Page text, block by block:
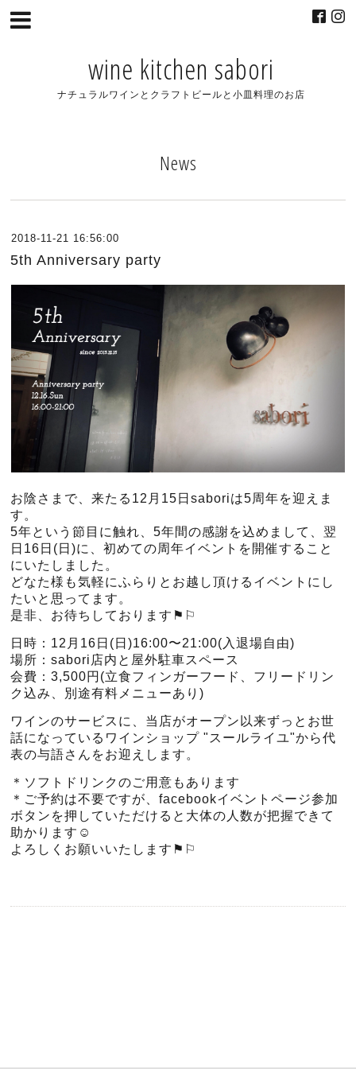
wine kitchen sabori
ナチュラルワインとクラフトビールと小皿料理のお店
News
2018-11-21 16:56:00
5th Anniversary party
お陰さまで、来たる12月15日saboriは5周年を迎えま
す。
5年という節目に触れ、5年間の感謝を込めまして、翌
日16日(日)に、初めての周年イベントを開催すること
にいたしました。
どなた様も気軽にふらりとお越し頂けるイベントにし
たいと思ってます。
是非、お待ちしております⚑︎⚐︎
日時：12月16日(日)16:00〜21:00(入退場自由)
場所：sabori店内と屋外駐車スペース
会費：3,500円(立食フィンガーフード、フリードリン
ク込み、別途有料メニューあり)
ワインのサービスに、当店がオープン以来ずっとお世
話になっているワインショップ "スールライユ"から代
表の与語さんをお迎えします。
＊ソフトドリンクのご用意もあります
＊ご予約は不要ですが、facebookイベントページ参加
ボタンを押していただけると大体の人数が把握できて
助かります☺︎
よろしくお願いいたします⚑︎⚐︎